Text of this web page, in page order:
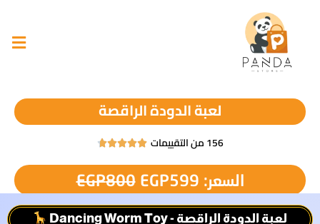
لعبة الدودة الراقصة
156 من التقييمات 




السعر: EGP800 EGP599
لعبة الدودة الراقصة - Dancing Worm Toy